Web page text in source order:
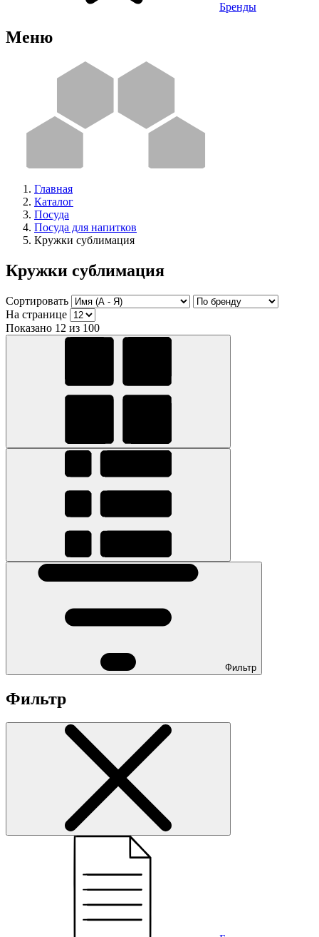
Бренды
Меню
Главная
Каталог
Посуда
Посуда для напитков
Кружки сублимация
Кружки сублимация
Сортировать
На странице
Показано 12 из 100
Фильтр
Фильтр